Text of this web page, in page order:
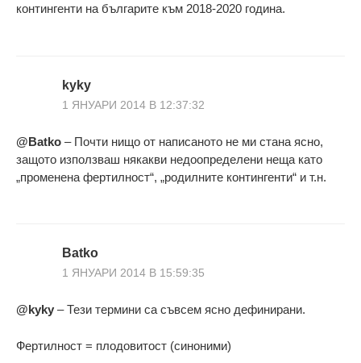
контингенти на българите към 2018-2020 година.
kyky
1 ЯНУАРИ 2014 В 12:37:32
@Batko – Почти нищо от написаното не ми стана ясно,
защото използваш някакви недоопределени неща като
„променена фертилност“, „родилните контингенти“ и т.н.
Batko
1 ЯНУАРИ 2014 В 15:59:35
@kyky – Тези термини са съвсем ясно дефинирани.
Фертилност = плодовитост (синоними)